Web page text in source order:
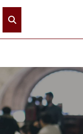
الرئيسيـة
عن الجامعة